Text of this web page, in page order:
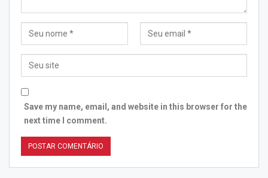
Save my name, email, and website in this browser for the
next time I comment.